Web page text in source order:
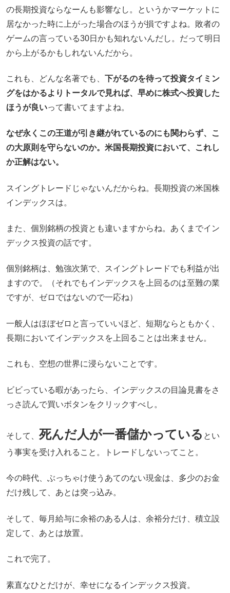
の長期投資ならなーんも影響なし。というかマーケットに
居なかった時に上がった場合のほうが損ですよね。敗者の
ゲームの言っている30日かも知れないんだし。だって明日
から上がるかもしれないんだから。
これも、どんな名著でも、 下がるのを待って投資タイミン
グをはかるよりトータルで見れば、早めに株式へ投資した
ほうが良いって書いてますよね。
なぜ永くこの王道が引き継がれているのにも関わらず、こ
の大原則を守らないのか。米国長期投資において、これし
か正解はない。
スイングトレードじゃないんだからね。長期投資の米国株
インデックスは。
また、個別銘柄の投資とも違いますからね。あくまでイン
デックス投資の話です。
個別銘柄は、勉強次第で、スイングトレードでも利益が出
ますので。（それでもインデックスを上回るのは至難の業
ですが、ゼロではないので一応ね）
一般人はほぼゼロと言っていいほど、短期ならともかく、
長期においてインデックスを上回ることは出来ません。
これも、空想の世界に浸らないことです。
ビビっている暇があったら、インデックスの目論見書をさ
っさ読んで買いボタンをクリックすべし。
そして、 死んだ人が一番儲かっている とい
う事実を受け入れること。トレードしないってこと。
今の時代、ぶっちゃけ使うあてのない現金は、多少のお金
だけ残して、あとは突っ込み。
そして、毎月給与に余裕のある人は、余裕分だけ、積立設
定して、あとは放置。
これで完了。
素直なひとだけが、幸せになるインデックス投資。